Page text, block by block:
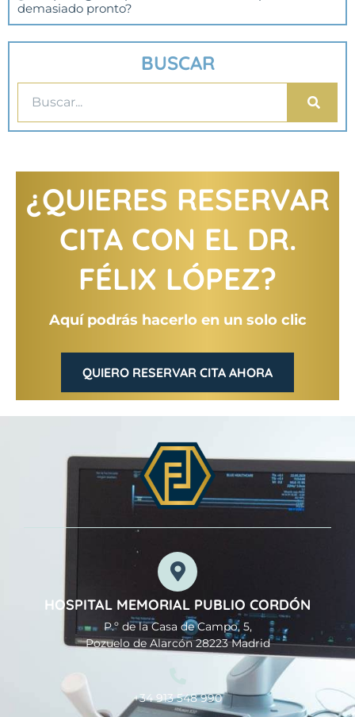
demasiado pronto?
BUSCAR
¿QUIERES RESERVAR
CITA CON EL DR.
FÉLIX LÓPEZ?
Aquí podrás hacerlo en un solo clic
QUIERO RESERVAR CITA AHORA
HOSPITAL MEMORIAL PUBLIO CORDÓN
P.º de la Casa de Campo, 5,
Pozuelo de Alarcón 28223 Madrid
+34 913 548 990